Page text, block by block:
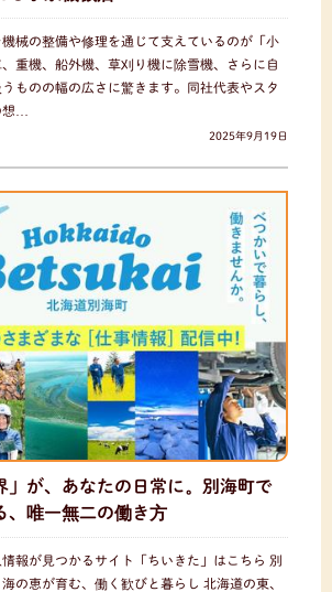
械の整備や修理を通じて支えているのが「小
重機、船外機、草刈り機に除雪機、さらに自
ものの幅の広さに驚きます。同社代表やスタ
…
2025年9月19日
」が、あなたの日常に。別海町で
、唯一無二の働き方
報が見つかるサイト「ちいきた」はこちら 別
の恵が育む、働く歓びと暮らし 北海道の東、